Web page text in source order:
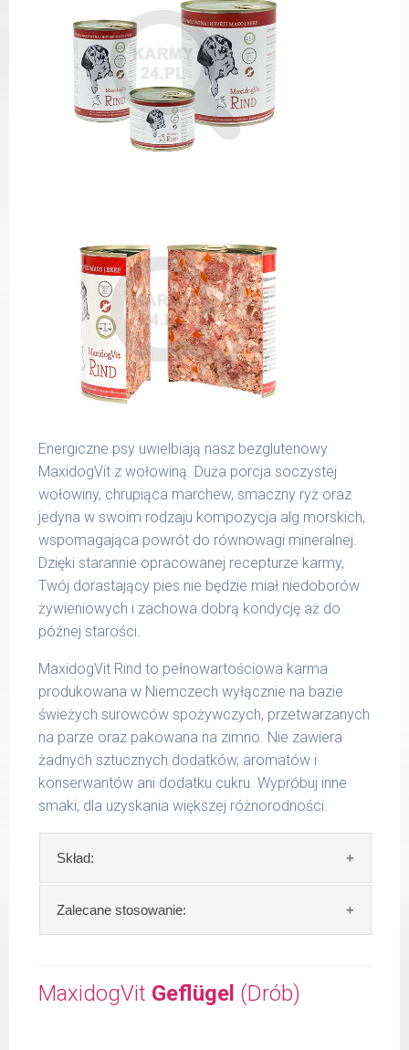
Energiczne psy uwielbiają nasz bezglutenowy
MaxidogVit z wołowiną. Duża porcja soczystej
wołowiny, chrupiąca marchew, smaczny ryż oraz
jedyna w swoim rodzaju kompozycja alg morskich,
wspomagająca powrót do równowagi mineralnej.
Dzięki starannie opracowanej recepturze karmy,
Twój dorastający pies nie będzie miał niedoborów
żywieniowych i zachowa dobrą kondycję aż do
późnej starości.
MaxidogVit Rind to pełnowartościowa karma
produkowana w Niemczech wyłącznie na bazie
świeżych surowców spożywczych, przetwarzanych
na parze oraz pakowana na zimno. Nie zawiera
żadnych sztucznych dodatków, aromatów i
konserwantów ani dodatku cukru. Wypróbuj inne
smaki, dla uzyskania większej różnorodności.
Skład:
Skład:mięso i produkty pochodzenia
zwierzęcego: 69% wołowina, 4% ryż, 4%
Szczegółowa analiza składu:
Zalecane stosowanie:
świeży posiłek, oferujemy różne objętości
puszek. Zalecamy przechowywanie
MaxidogVit Geflügel (Drób)